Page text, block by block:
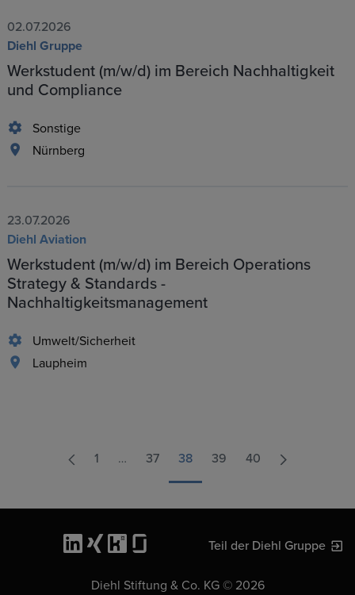
02.07.2026
Diehl Gruppe
Werkstudent (m/w/d) im Bereich Nachhaltigkeit
und Compliance
Sonstige
Nürnberg
23.07.2026
Diehl Aviation
Werkstudent (m/w/d) im Bereich Operations
Strategy & Standards -
Nachhaltigkeitsmanagement
Umwelt/Sicherheit
Laupheim
1 … 37 38 39 40
Teil der Diehl Gruppe
Diehl Stiftung & Co. KG © 2026